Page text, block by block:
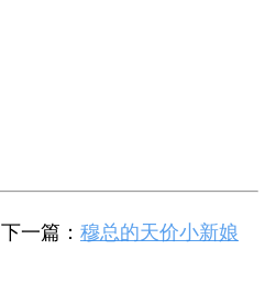
下一篇： 穆总的天价小新娘